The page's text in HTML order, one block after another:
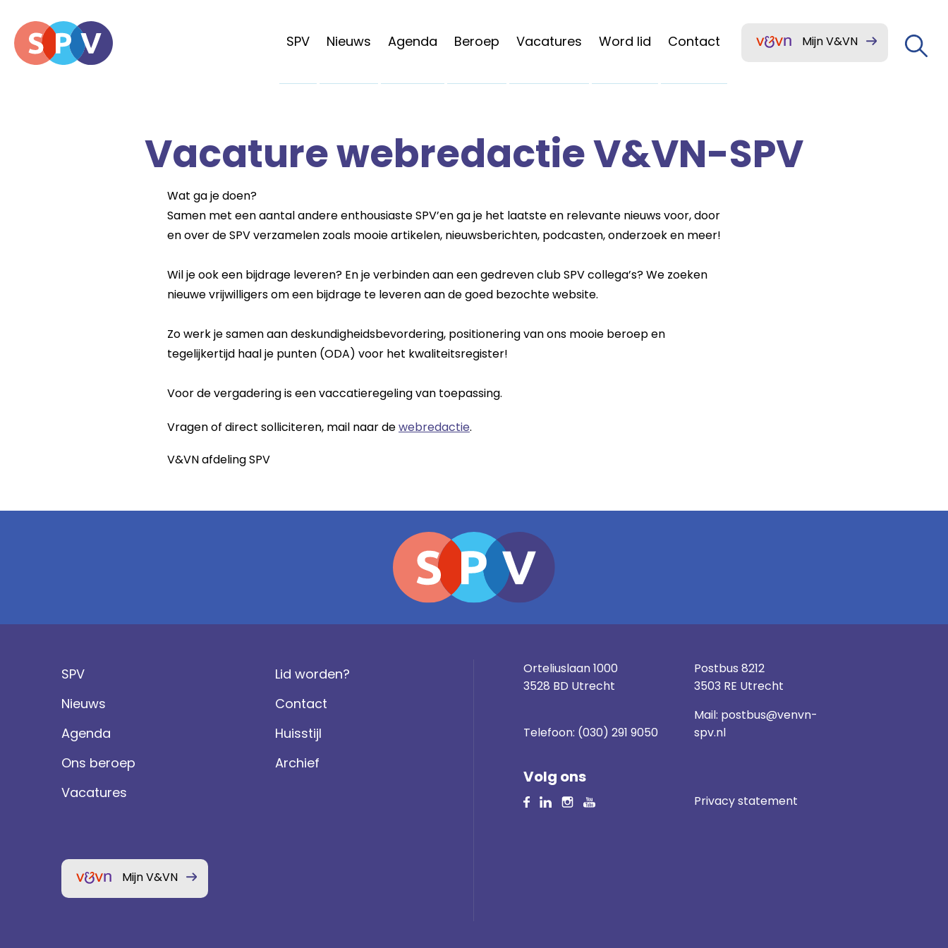
SPV Nieuws Agenda Beroep Vacatures Word lid Contact Mijn V&VN
Vacature webredactie V&VN-SPV
Wat ga je doen?
Samen met een aantal andere enthousiaste SPV’en ga je het laatste en relevante nieuws voor, door
en over de SPV verzamelen zoals mooie artikelen, nieuwsberichten, podcasten, onderzoek en meer!
Wil je ook een bijdrage leveren? En je verbinden aan een gedreven club SPV collega’s? We zoeken
nieuwe vrijwilligers om een bijdrage te leveren aan de goed bezochte website.
Zo werk je samen aan deskundigheidsbevordering, positionering van ons mooie beroep en
tegelijkertijd haal je punten (ODA) voor het kwaliteitsregister!
Voor de vergadering is een vaccatieregeling van toepassing.
Vragen of direct solliciteren, mail naar dewebredactie.
V&VN afdeling SPV
SPV
Nieuws
Agenda
Ons beroep
Vacatures
Lid worden?
Contact
Huisstijl
Archief
Mijn V&VN
Orteliuslaan 1000
3528 BD Utrecht
Postbus 8212
3503 RE Utrecht
Telefoon: (030) 291 9050
Mail: postbus@venvn-
spv.nl
Volg ons
Privacy statement